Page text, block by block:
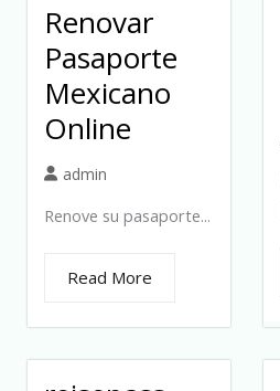
Renovar
Pasaporte
Mexicano
Online
admin
Renove su pasaporte...
Read More